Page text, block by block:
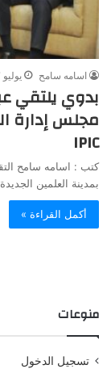
اسامه سامح يوليو 27, 2025
بدوي يلتقي
مجلس إدارة
IPIC
كتب : اسامه سامح
بمدينة العلمين
أكمل القراءة »
منوعات
تسجيل الدخول